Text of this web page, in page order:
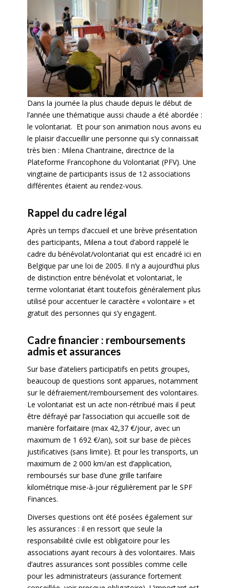
Dans la journée la plus chaude depuis le début de
l’année une thématique aussi chaude a été abordée :
le volontariat. Et pour son animation nous avons eu
le plaisir d’accueillir une personne qui s’y connaissait
très bien : Milena Chantraine, directrice de la
Plateforme Francophone du Volontariat (PFV). Une
vingtaine de participants issus de 12 associations
différentes étaient au rendez-vous.
Rappel du cadre légal
Après un temps d’accueil et une brève présentation
des participants, Milena a tout d’abord rappelé le
cadre du bénévolat/volontariat qui est encadré ici en
Belgique par une loi de 2005. Il n’y a aujourd’hui plus
de distinction entre bénévolat et volontariat, le
terme volontariat étant toutefois généralement plus
utilisé pour accentuer le caractère « volontaire » et
gratuit des personnes qui s’y engagent.
Cadre financier : remboursements
admis et assurances
Sur base d’ateliers participatifs en petits groupes,
beaucoup de questions sont apparues, notamment
sur le défraiement/remboursement des volontaires.
Le volontariat est un acte non-rétribué mais il peut
être défrayé par l’association qui accueille soit de
manière forfaitaire (max 42,37 €/jour, avec un
maximum de 1 692 €/an), soit sur base de pièces
justificatives (sans limite). Et pour les transports, un
maximum de 2 000 km/an est d’application,
remboursés sur base d’une grille tarifaire
kilométrique mise-à-jour régulièrement par le SPF
Finances.
Diverses questions ont été posées également sur
les assurances : il en ressort que seule la
responsabilité civile est obligatoire pour les
associations ayant recours à des volontaires. Mais
d’autres assurances sont possibles comme celle
pour les administrateurs (assurance fortement